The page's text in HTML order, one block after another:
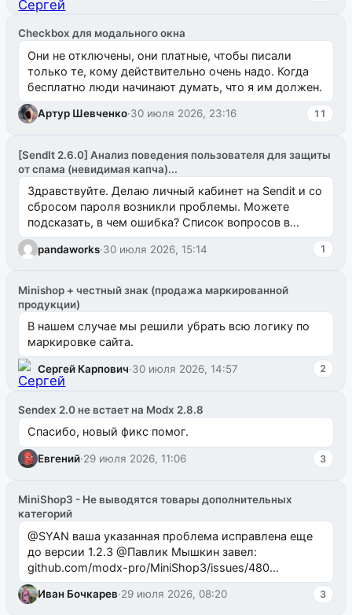
Checkbox для модального окна
Они не отключены, они платные, чтобы писали
только те, кому действительно очень надо. Когда
бесплатно люди начинают думать, что я им должен.
Артур Шевченко·30 июля 2026, 23:16 11
[SendIt 2.6.0] Анализ поведения пользователя для защиты
от спама (невидимая капча)...
Здравствуйте. Делаю личный кабинет на Sendit и со
сбросом пароля возникли проблемы. Можете
подсказать, в чем ошибка? Список вопросов в
одноименном разделе на modx.pro пока пуст, и,...
pandaworks·30 июля 2026, 15:14 1
Minishop + честный знак (продажа маркированной
продукции)
В нашем случае мы решили убрать всю логику по
маркировке сайта.
Сергей Карпович·30 июля 2026, 14:57 2
Sendex 2.0 не встает на Modx 2.8.8
Спасибо, новый фикс помог.
Евгений·29 июля 2026, 11:06 3
MiniShop3 - Не выводятся товары дополнительных
категорий
@SYAN ваша указанная проблема исправлена еще
до версии 1.2.3 @Павлик Мышкин завел:
github.com/modx-pro/MiniShop3/issues/480
github.com/modx-pro/MiniShop3/issues/481Исправим
в б...
Иван Бочкарев·29 июля 2026, 08:20 3